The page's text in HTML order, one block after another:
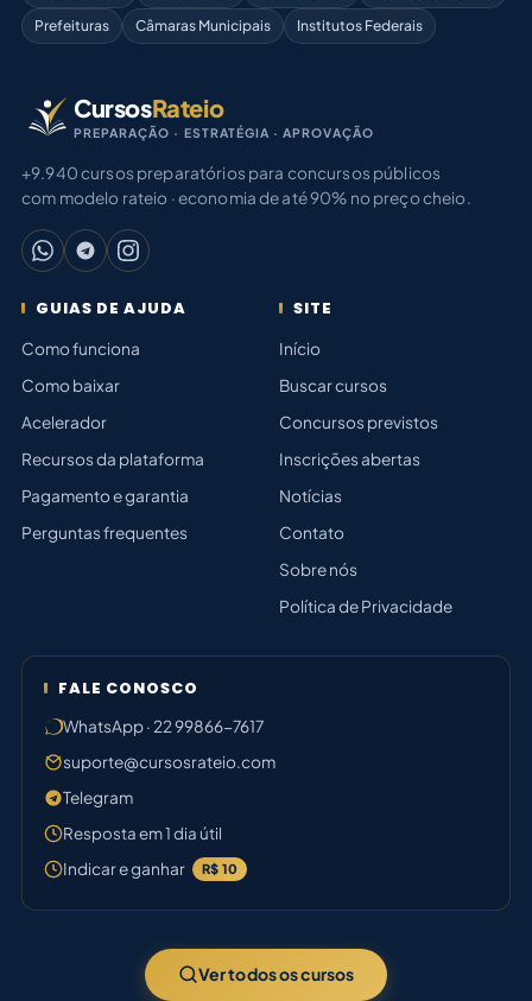
Prefeituras
Câmaras Municipais Institutos Federais
CursosRateio
PREPARAÇÃO · ESTRATÉGIA · APROVAÇÃO
+9.940 cursos preparatórios para concursos públicos
com modelo rateio · economia de até 90% no preço cheio.
GUIAS DE AJUDA
Como funciona
Como baixar
Acelerador
Recursos da plataforma
Pagamento e garantia
Perguntas frequentes
SITE
Início
Buscar cursos
Concursos previstos
Inscrições abertas
Notícias
Contato
Sobre nós
Política de Privacidade
FALE CONOSCO
WhatsApp · 22 99866-7617
suporte@cursosrateio.com
Telegram
Resposta em 1 dia útil
Indicar e ganhar
R$ 10
Ver todos os cursos